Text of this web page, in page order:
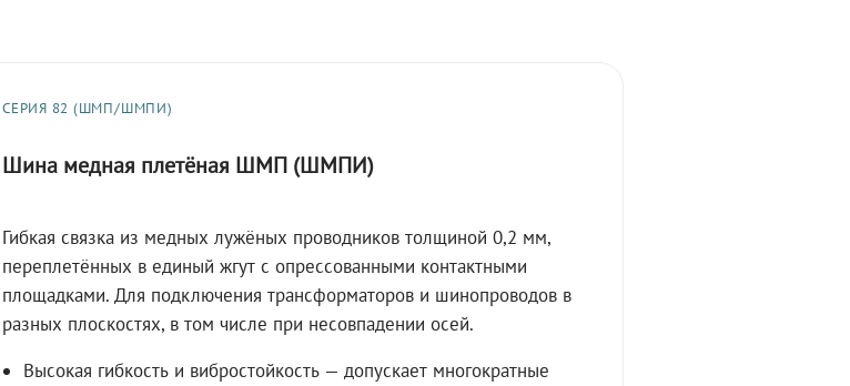
СЕРИЯ 82 (ШМП/ШМПИ)
Шина медная плетёная ШМП (ШМПИ)
Гибкая связка из медных лужёных проводников толщиной 0,2 мм,
переплетённых в единый жгут с опрессованными контактными
площадками. Для подключения трансформаторов и шинопроводов в
разных плоскостях, в том числе при несовпадении осей.
Высокая гибкость и вибростойкость — допускает многократные